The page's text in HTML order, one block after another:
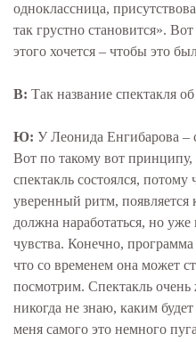
одноклассница,
так грустно становится».
этого хочется – чтобы это
В: Так название спектакля
Ю: У Леонида Енгибарова –
Вот по такому вот
спектакль состоялся, потому
уверенный ритм, появляется
должна наработаться, но
чувства. Конечно,
что со временем она может
посмотрим. Спектакль
никогда не знаю, каким
меня самого это немного